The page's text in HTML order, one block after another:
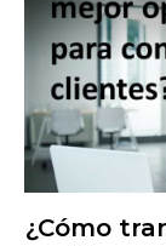
¿Cómo